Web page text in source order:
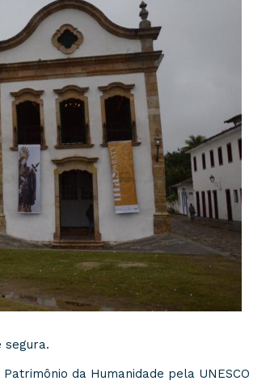
segura.
da Humanidade pela UNESCO